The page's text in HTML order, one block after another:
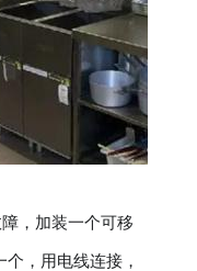
，加装一个可移
，用电线连接，